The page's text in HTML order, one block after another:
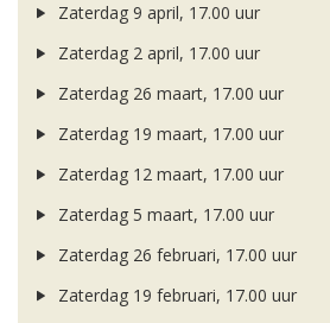
Zaterdag 9 april, 17.00 uur
Zaterdag 2 april, 17.00 uur
Zaterdag 26 maart, 17.00 uur
Zaterdag 19 maart, 17.00 uur
Zaterdag 12 maart, 17.00 uur
Zaterdag 5 maart, 17.00 uur
Zaterdag 26 februari, 17.00 uur
Zaterdag 19 februari, 17.00 uur